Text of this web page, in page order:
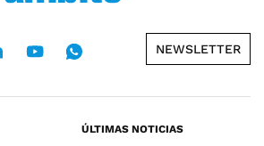
NEWSLETTER
ÚLTIMAS NOTICIAS